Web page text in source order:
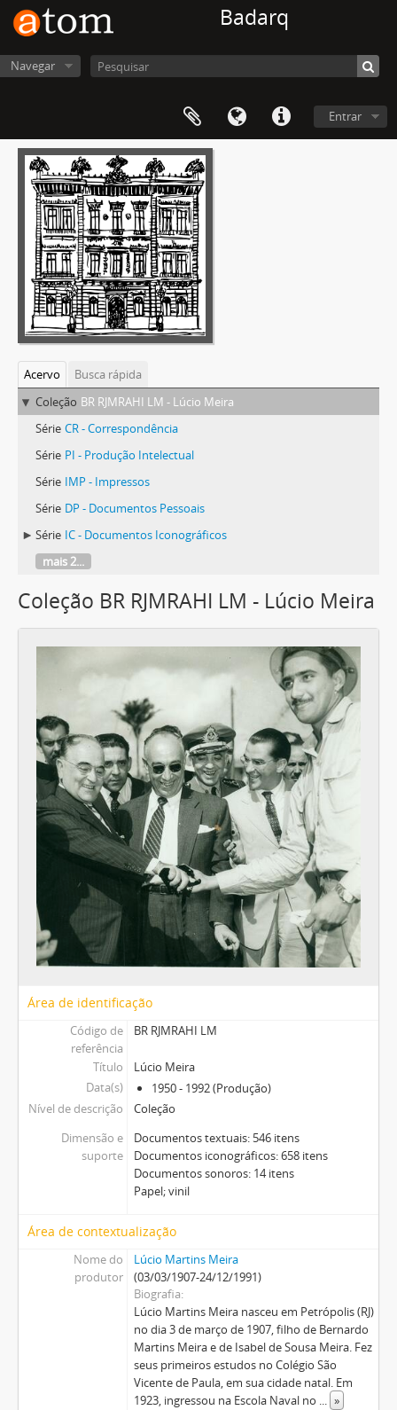
Badarq
Navegar
Entrar
Acervo
Busca rápida
Coleção BR RJMRAHI LM - Lúcio Meira
Série CR - Correspondência
Série PI - Produção Intelectual
Série IMP - Impressos
Série DP - Documentos Pessoais
Série IC - Documentos Iconográficos
mais 2...
Coleção BR RJMRAHI LM - Lúcio Meira
Área de identificação
Código de
referência
BR RJMRAHI LM
Título
Lúcio Meira
Data(s)
1950 - 1992 (Produção)
Nível de descrição
Coleção
Dimensão e
suporte
Documentos textuais: 546 itens
Documentos iconográficos: 658 itens
Documentos sonoros: 14 itens
Papel; vinil
Área de contextualização
Nome do
produtor
Lúcio Martins Meira
(03/03/1907-24/12/1991)
Biografia
Lúcio Martins Meira nasceu em Petrópolis (RJ)
no dia 3 de março de 1907, filho de Bernardo
Martins Meira e de Isabel de Sousa Meira. Fez
seus primeiros estudos no Colégio São
Vicente de Paula, em sua cidade natal. Em
1923, ingressou na Escola Naval no ... »